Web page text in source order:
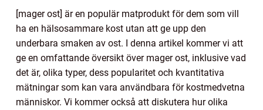
[mager ost] är en populär matprodukt för dem som vill
ha en hälsosammare kost utan att ge upp den
underbara smaken av ost. I denna artikel kommer vi att
ge en omfattande översikt över mager ost, inklusive vad
det är, olika typer, dess popularitet och kvantitativa
mätningar som kan vara användbara för kostmedvetna
människor. Vi kommer också att diskutera hur olika